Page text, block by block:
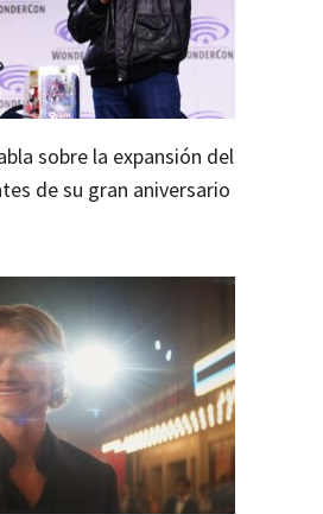
sobre la expansión del
de su gran aniversario